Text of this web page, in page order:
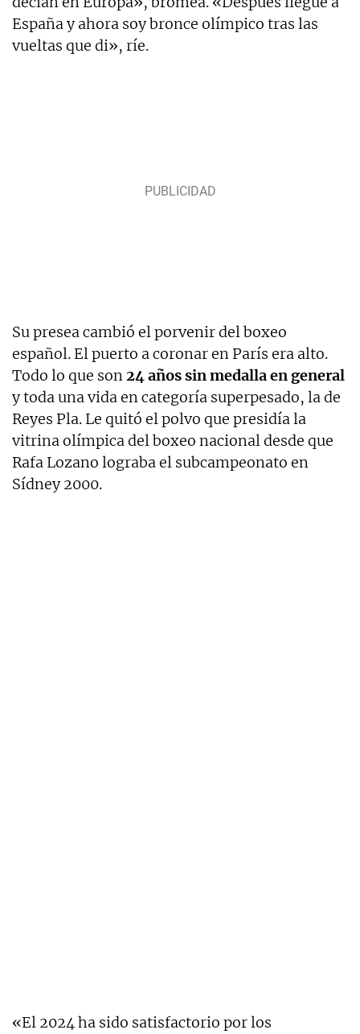
España y ahora soy bronce olímpico tras las
vueltas que di», ríe.
Su presea cambió el porvenir del boxeo
español. El puerto a coronar en París era alto.
Todo lo que son24 años sin medalla en general
y toda una vida en categoría superpesado, la de
Reyes Pla. Le quitó el polvo que presidía la
vitrina olímpica del boxeo nacional desde que
Rafa Lozano lograba el subcampeonato en
Sídney 2000.
«El 2024 ha sido satisfactorio por los